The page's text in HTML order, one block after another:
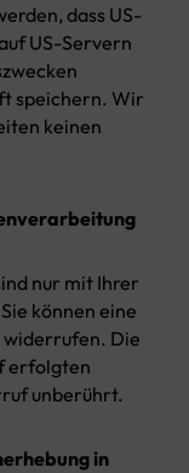
dass US-
US-Servern
speichern. Wir
keinen
nur mit Ihrer
können eine
Die
erfolgten
unberührt.
in